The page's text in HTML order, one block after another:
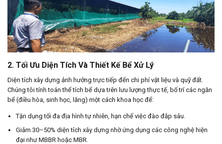
2. Tối Ưu Diện Tích Và Thiết Kế Bể Xử Lý
Diện tích xây dựng ảnh hưởng trực tiếp đến chi phí vật liệu và quỹ đất.
Chúng tôi tính toán thể tích bể dựa trên lưu lượng thực tế, bố trí các ngăn
bể (điều hòa, sinh học, lắng) một cách khoa học để:
Tận dụng tối đa địa hình tự nhiên, hạn chế việc đào đắp sâu.
Giảm 30–50% diện tích xây dựng nhờ ứng dụng các công nghệ hiện
đại như MBBR hoặc MBR.